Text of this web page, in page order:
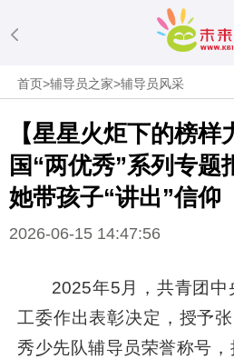
首页>辅导员之家>辅导员风采
【星星火炬下的榜
国“两优秀”系列专题
她带孩子“讲出”信仰
2026-06-15 14:47:56
2025年5月，共青团
工委作出表彰决定，授予
秀少先队辅导员荣誉称号